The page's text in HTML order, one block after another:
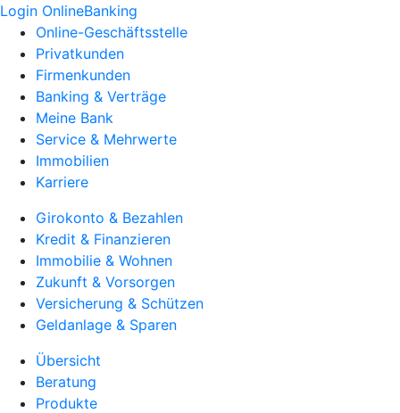
Login OnlineBanking
Online-Geschäftsstelle
Privatkunden
Firmenkunden
Banking & Verträge
Meine Bank
Service & Mehrwerte
Immobilien
Karriere
Girokonto & Bezahlen
Kredit & Finanzieren
Immobilie & Wohnen
Zukunft & Vorsorgen
Versicherung & Schützen
Geldanlage & Sparen
Übersicht
Beratung
Produkte